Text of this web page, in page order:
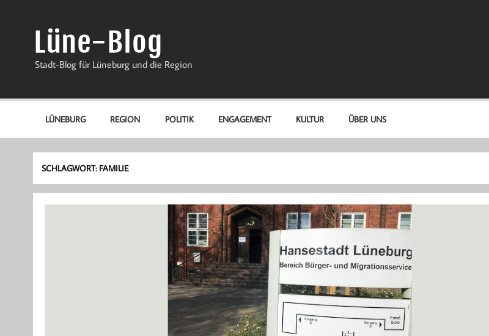
Lüne-Blog
Stadt-Blog für Lüneburg und die Region
LÜNEBURG REGION POLITIK ENGAGEMENT KULTUR ÜBER UNS
SCHLAGWORT: FAMILIE